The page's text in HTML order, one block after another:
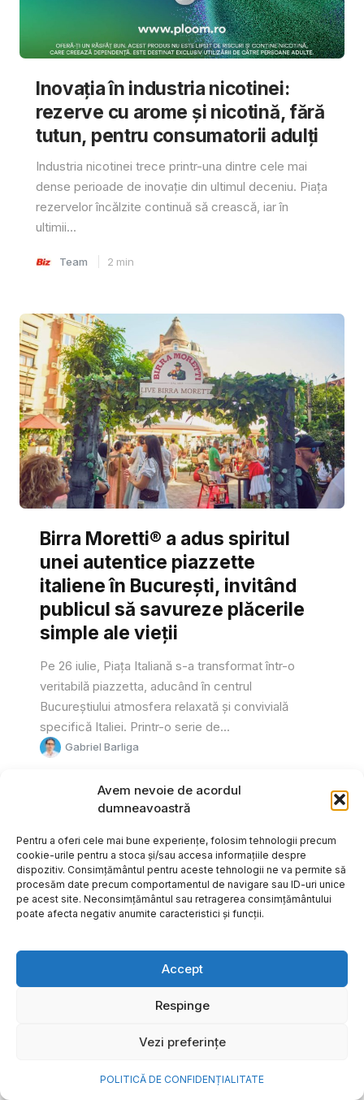
Avem nevoie de acordul
dumneavoastră
Pentru a oferi cele mai bune experiențe, folosim tehnologii precum
cookie-urile pentru a stoca și/sau accesa informațiile despre
dispozitiv. Consimțământul pentru aceste tehnologii ne va permite să
procesăm date precum comportamentul de navigare sau ID-uri unice
pe acest site. Neconsimțământul sau retragerea consimțământului
poate afecta negativ anumite caracteristici și funcții.
Accept
Respinge
Vezi preferințe
POLITICĂ DE CONFIDENȚIALITATE
Inovația în industria nicotinei:
rezerve cu arome și nicotină, fără
tutun, pentru consumatorii adulți
Industria nicotinei trece printr-una dintre cele mai
dense perioade de inovație din ultimul deceniu. Piața
rezervelor încălzite continuă să crească, iar în
ultimii...
Team 2 min
Birra Moretti® a adus spiritul
unei autentice piazzette
italiene în București, invitând
publicul să savureze plăcerile
simple ale vieții
Pe 26 iulie, Piața Italiană s-a transformat într-o
veritabilă piazzetta, aducând în centrul
Bucureștiului atmosfera relaxată și convivială
specifică Italiei. Printr-o serie de...
Gabriel Barliga
frumoase amintiri ale verii într-
o bijuterie Pandora pe care o